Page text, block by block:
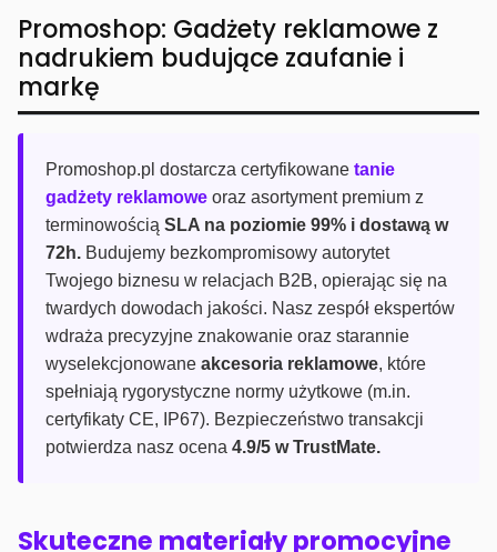
Promoshop: Gadżety reklamowe z
nadrukiem budujące zaufanie i
markę
Promoshop.pl dostarcza certyfikowane tanie
gadżety reklamowe oraz asortyment premium z
terminowością SLA na poziomie 99% i dostawą w
72h. Budujemy bezkompromisowy autorytet
Twojego biznesu w relacjach B2B, opierając się na
twardych dowodach jakości. Nasz zespół ekspertów
wdraża precyzyjne znakowanie oraz starannie
wyselekcjonowane akcesoria reklamowe, które
spełniają rygorystyczne normy użytkowe (m.in.
certyfikaty CE, IP67). Bezpieczeństwo transakcji
potwierdza nasz ocena 4.9/5 w TrustMate.
Skuteczne materiały promocyjne